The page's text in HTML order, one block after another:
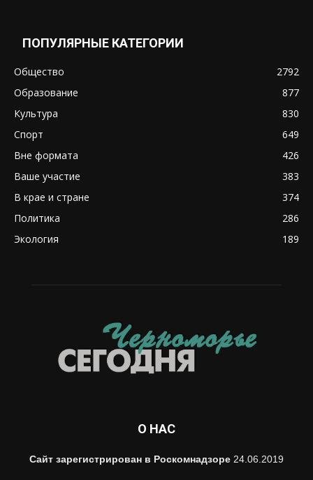
ПОПУЛЯРНЫЕ КАТЕГОРИИ
Общество
2792
Образование
877
Культура
830
Спорт
649
Вне формата
426
Ваше участие
383
В крае и стране
374
Политика
286
Экология
189
О НАС
Сайт зарегистрирован в Роскомнадзоре 24.06.2019